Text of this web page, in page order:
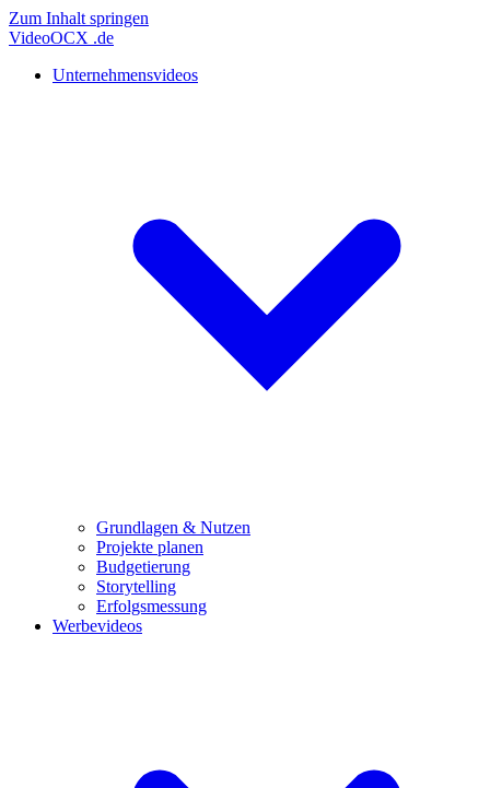
Zum Inhalt springen
VideoOCX .de
Unternehmensvideos
Grundlagen & Nutzen
Projekte planen
Budgetierung
Storytelling
Erfolgsmessung
Werbevideos